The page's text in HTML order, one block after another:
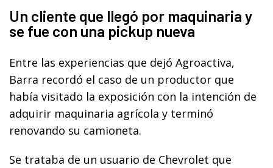
Un cliente que llegó por maquinaria y
se fue con una pickup nueva
Entre las experiencias que dejó Agroactiva,
Barra recordó el caso de un productor que
había visitado la exposición con la intención de
adquirir maquinaria agrícola y terminó
renovando su camioneta.
Se trataba de un usuario de Chevrolet que